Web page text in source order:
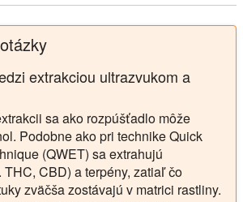
extrakciou ultrazvukom a
sa ako rozpúšťadlo môže
Podobne ako pri technike Quick
(QWET) sa extrahujú
THC, CBD) a terpény, zatiaľ čo
zväčša zostávajú v matrici rastliny.